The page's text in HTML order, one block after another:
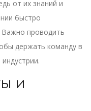
от их знаний и
быстро
Важно проводить
держать команду в
и